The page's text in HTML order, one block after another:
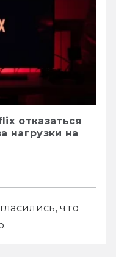
отказаться
нагрузки на
что